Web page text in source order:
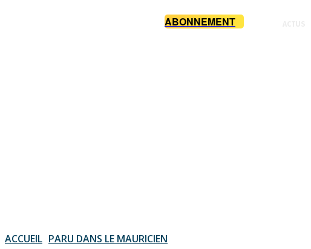
ABONNEMENT
ACCUEIL PARU DANS LE MAURICIEN